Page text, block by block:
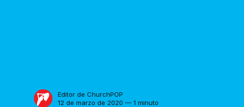
Editor de ChurchPOP
12 de marzo de 2020 — 1 minuto